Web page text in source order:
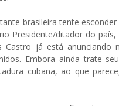
brasileira tente esconder
Presidente/ditador do país,
Castro já está anunciando
Embora ainda trate
cubana, ao que